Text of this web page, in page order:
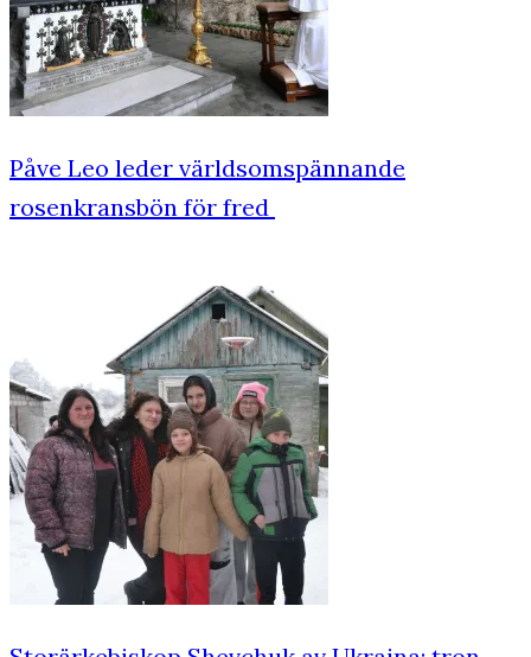
Påve Leo leder världsomspännande
rosenkransbön för fred